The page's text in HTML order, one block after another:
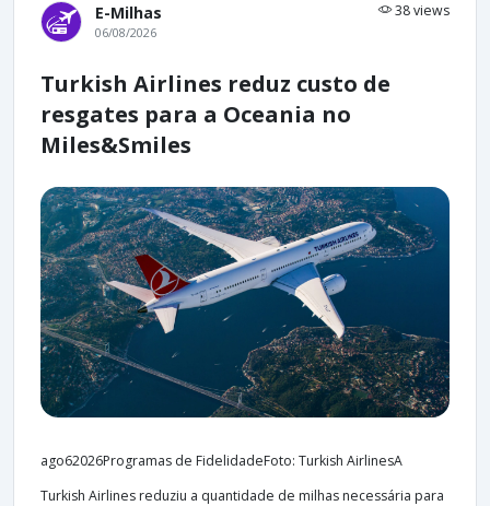
E-Milhas 38 views
06/08/2026
Turkish Airlines reduz custo de
resgates para a Oceania no
Miles&Smiles
ago62026Programas de FidelidadeFoto: Turkish AirlinesA
Turkish Airlines reduziu a quantidade de milhas necessária para